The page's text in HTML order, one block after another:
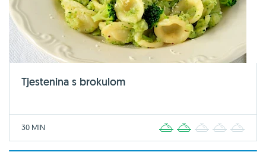
Tjestenina s brokulom
30 MIN 2 3 4